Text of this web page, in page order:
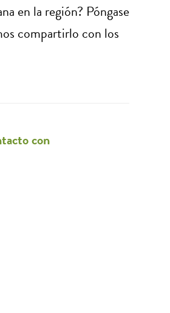
en la región? Póngase
compartirlo con los
con